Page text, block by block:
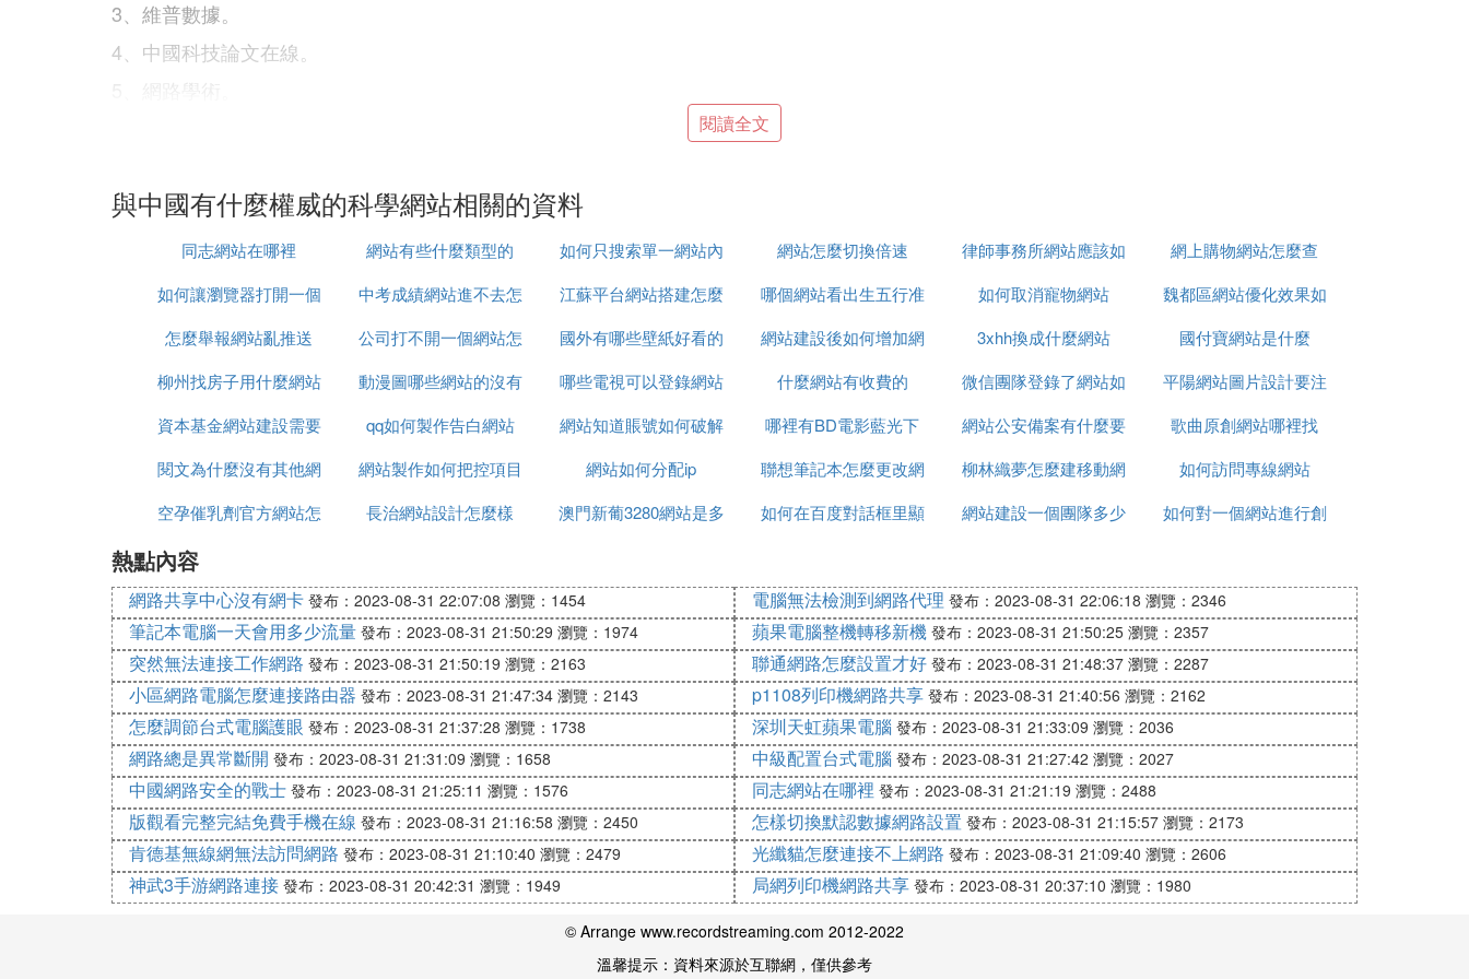
3、維普數據。
4、中國科技論文在線。
8、塵團核中國國家數字圖書館。
9、中國科學文獻服務系統。
C. 什麼科普網站比較好用呢
《微科普》是權威的科普知識媒體，是《全球智慧數據平台（GSD）》數據源網站，《新聞研究導刊》評價微科普與果殼網、科學松鼠會配知兄
一起並稱為我國三大科普網站，已經得到眾多科研院所和地方科協的推薦和科學文獻的報道。過去已有大培襲量的政府部門網站、事業單位網
各個領域的內容。
D. 想了解科技,軍事,經濟等方面前沿知識從上什麼網
國內目前有一些前沿科技網站，如果按照類型來分，可以給你推薦以下幾個：
1、各種產品前沿設計---多新奇，這是一個匯聚了各種新奇設計的網站，這些設計都依託於最新的科技。
2、真正的硬核科技網站--科學網，這是中國科學報社主辦的網站，裡面匯聚了全球目前頂尖前沿的、超硬核的科技資訊。
3、將科技和生活結合起來--科學松鼠會，都是些與生活相關的科技，就像看新聞一樣。
4、軍事類網站有央視軍事網，鳳凰網軍事都比較准。
5、經濟類網站：國家統計局網站；中國人民銀行網站；國家發改委網站；證監會、銀監會、保監會網站；這些都是了解經濟政策和數據最權威
的網站。
E. 大家有推薦的網站嗎，可以學習到很多東西的那種
能夠學到很多東西的網站其實很多，比如中國科普博覽、丁香醫生、中國知網、多語言學習網站。
如今是網路時代，很多人能夠通過網路學習到很多東西，就算待在家中，也可以了解外界發生的一切。接下來給大家推薦幾個非常有用的網站，
讓大家能夠在家裡面就能學到很多知識。
第四個網站是多語言學習網站。顧名思義，這個網站主要就是給大家提供一個語言學習的平台，等於一些語言愛好者，這是非常不錯的平台。平
閱讀全文
與中國有什麼權威的科學網站相關的資料
同志網站在哪裡 網站有些什麼類型的
如何只搜索單一網站內
容
網站怎麼切換倍速
律師事務所網站應該如
何製作
網上購物網站怎麼查
如何讓瀏覽器打開一個
網站
中考成績網站進不去怎
麼辦
江蘇平台網站搭建怎麼
聯系
哪個網站看出生五行准 如何取消寵物網站
魏都區網站優化效果如
何
怎麼舉報網站亂推送
公司打不開一個網站怎
麼辦
國外有哪些壁紙好看的
網站
網站建設後如何增加網
路流量
3xhh換成什麼網站
國付寶網站是什麼
柳州找房子用什麼網站
動漫圖哪些網站的沒有
水印
哪些電視可以登錄網站 什麼網站有收費的
微信團隊登錄了網站如
何退掉
平陽網站圖片設計要注
意什麼
資本基金網站建設需要
多少錢
qq如何製作告白網站
網站知道賬號如何破解
密碼
哪裡有BD電影藍光下
載網站
網站公安備案有什麼要
注意
歌曲原創網站哪裡找
閱文為什麼沒有其他網
站流量
網站製作如何把控項目
製作時間
網站如何分配ip
聯想筆記本怎麼更改網
站許可權
柳林織夢怎麼建移動網
站
如何訪問專線網站
空孕催乳劑官方網站怎
長治網站設計怎麼樣
澳門新葡3280網站是多
如何在百度對話框里顯
網站建設一個團隊多少
如何對一個網站進行創
熱點內容
網路共享中心沒有網卡 發布：2023-08-31 22:07:08 瀏覽：1454 電腦無法檢測到網路代理 發布：2023-08-31 22:06:18 瀏覽：2346
筆記本電腦一天會用多少流量 發布：2023-08-31 21:50:29 瀏覽：1974 蘋果電腦整機轉移新機 發布：2023-08-31 21:50:25 瀏覽：2357
突然無法連接工作網路 發布：2023-08-31 21:50:19 瀏覽：2163 聯通網路怎麼設置才好 發布：2023-08-31 21:48:37 瀏覽：2287
小區網路電腦怎麼連接路由器 發布：2023-08-31 21:47:34 瀏覽：2143 p1108列印機網路共享 發布：2023-08-31 21:40:56 瀏覽：2162
怎麼調節台式電腦護眼 發布：2023-08-31 21:37:28 瀏覽：1738 深圳天虹蘋果電腦 發布：2023-08-31 21:33:09 瀏覽：2036
網路總是異常斷開 發布：2023-08-31 21:31:09 瀏覽：1658 中級配置台式電腦 發布：2023-08-31 21:27:42 瀏覽：2027
中國網路安全的戰士 發布：2023-08-31 21:25:11 瀏覽：1576 同志網站在哪裡 發布：2023-08-31 21:21:19 瀏覽：2488
版觀看完整完結免費手機在線 發布：2023-08-31 21:16:58 瀏覽：2450 怎樣切換默認數據網路設置 發布：2023-08-31 21:15:57 瀏覽：2173
肯德基無線網無法訪問網路 發布：2023-08-31 21:10:40 瀏覽：2479 光纖貓怎麼連接不上網路 發布：2023-08-31 21:09:40 瀏覽：2606
神武3手游網路連接 發布：2023-08-31 20:42:31 瀏覽：1949 局網列印機網路共享 發布：2023-08-31 20:37:10 瀏覽：1980
© Arrange www.recordstreaming.com 2012-2022
溫馨提示：資料來源於互聯網，僅供參考